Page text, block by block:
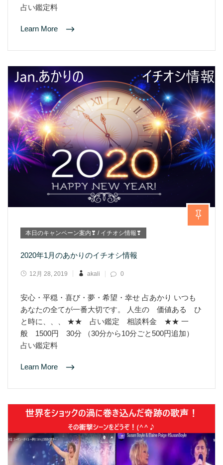
占い鑑定料
Learn More
本日のキャンペーン案内❣ / イチオシ情報❣
2020年1月のあかりのイチオシ情報
12月 28, 2019 akali 0
安心・平穏・喜び・夢・希望・幸せ 占あかり いつも
あなたの全てが一番大切です。 人生の 価値ある ひ
と時に、、、 ★★ 占い鑑定 相談料金 ★★ 一
般 1500円 30分 （30分から10分ごと500円追加）
占い鑑定料
Learn More